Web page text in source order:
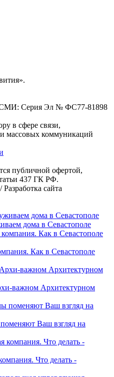
СМИ: Серия Эл № ФС77-81898
в сфере связи,
массовых коммуникаций
публичной офертой,
437 ГК РФ.
Разработка сайта
дома в Севастополе
Как в Севастополе
важном Архитектурном
Ваш взгляд на
Что делать -